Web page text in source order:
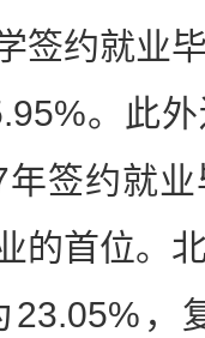
签约就业
。此
签约就
的首位。
，